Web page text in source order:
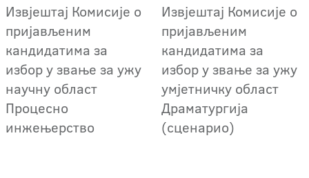
Извјештај Комисије о
пријављеним
кандидатима за
избор у звање за ужу
научну област
Процесно
инжењерство
Извјештај Комисије о
пријављеним
кандидатима за
избор у звање за ужу
умјетничку област
Драматургија
(сценарио)